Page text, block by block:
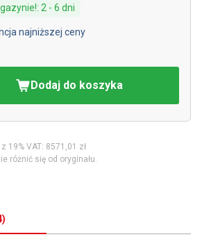
: 2 - 6 dni
najniższej ceny
Dodaj do koszyka
19% VAT: 8571,01 zł
różnić się od oryginału.
)